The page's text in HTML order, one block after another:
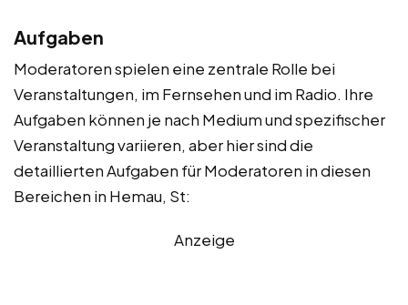
Aufgaben
Moderatoren spielen eine zentrale Rolle bei
Veranstaltungen, im Fernsehen und im Radio. Ihre
Aufgaben können je nach Medium und spezifischer
Veranstaltung variieren, aber hier sind die
detaillierten Aufgaben für Moderatoren in diesen
Bereichen in Hemau, St:
Anzeige